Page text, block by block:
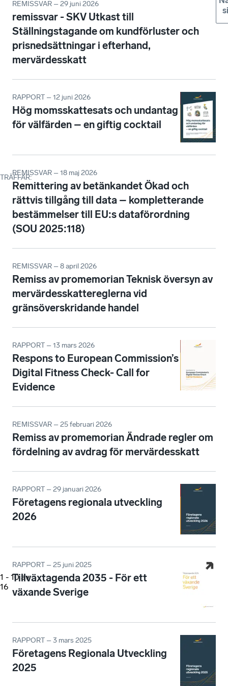
TRÄFFAR:
1 - 10 av
16
REMISSVAR – 29 juni 2026
remissvar - SKV Utkast till
Ställningstagande om kundförluster och
prisnedsättningar i efterhand,
mervärdesskatt
RAPPORT – 12 juni 2026
Hög momsskattesats och undantag
för välfärden – en giftig cocktail
REMISSVAR – 18 maj 2026
Remittering av betänkandet Ökad och
rättvis tillgång till data – kompletterande
bestämmelser till EU:s dataförordning
(SOU 2025:118)
REMISSVAR – 8 april 2026
Remiss av promemorian Teknisk översyn av
mervärdesskattereglerna vid
gränsöverskridande handel
RAPPORT – 13 mars 2026
Respons to European Commission’s
Digital Fitness Check- Call for
Evidence
REMISSVAR – 25 februari 2026
Remiss av promemorian Ändrade regler om
fördelning av avdrag för mervärdesskatt
RAPPORT – 29 januari 2026
Företagens regionala utveckling
2026
RAPPORT – 25 juni 2025
Tillväxtagenda 2035 - För ett
växande Sverige
RAPPORT – 3 mars 2025
Företagens Regionala Utveckling
2025